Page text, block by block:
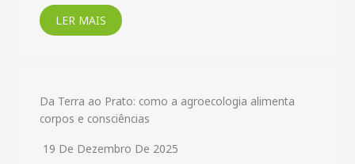
LER MAIS
Da Terra ao Prato: como a agroecologia alimenta
corpos e consciências
19 De Dezembro De 2025